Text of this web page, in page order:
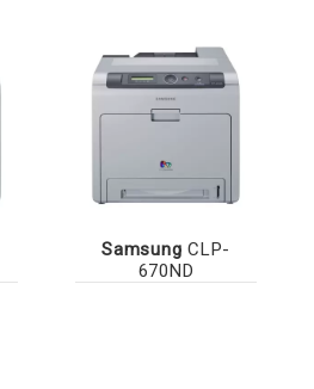
Samsung CLP-
670ND